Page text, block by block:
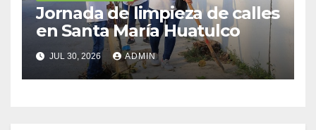
Jornada de limpieza de calles
en Santa María Huatulco
JUL 30, 2026 ADMIN